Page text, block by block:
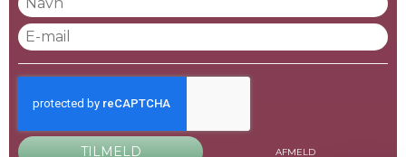
TILMELD AFMELD